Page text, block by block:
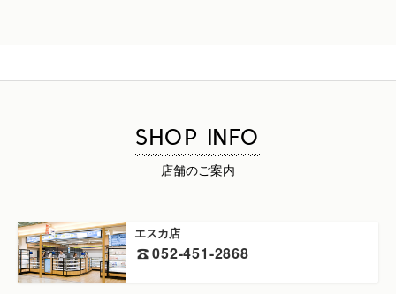
SHOP INFO
店舗のご案内
エスカ店
052-451-2868